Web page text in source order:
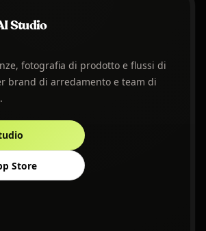
Studio
fotografia di prodotto e flussi di
brand di arredamento e team di
Store